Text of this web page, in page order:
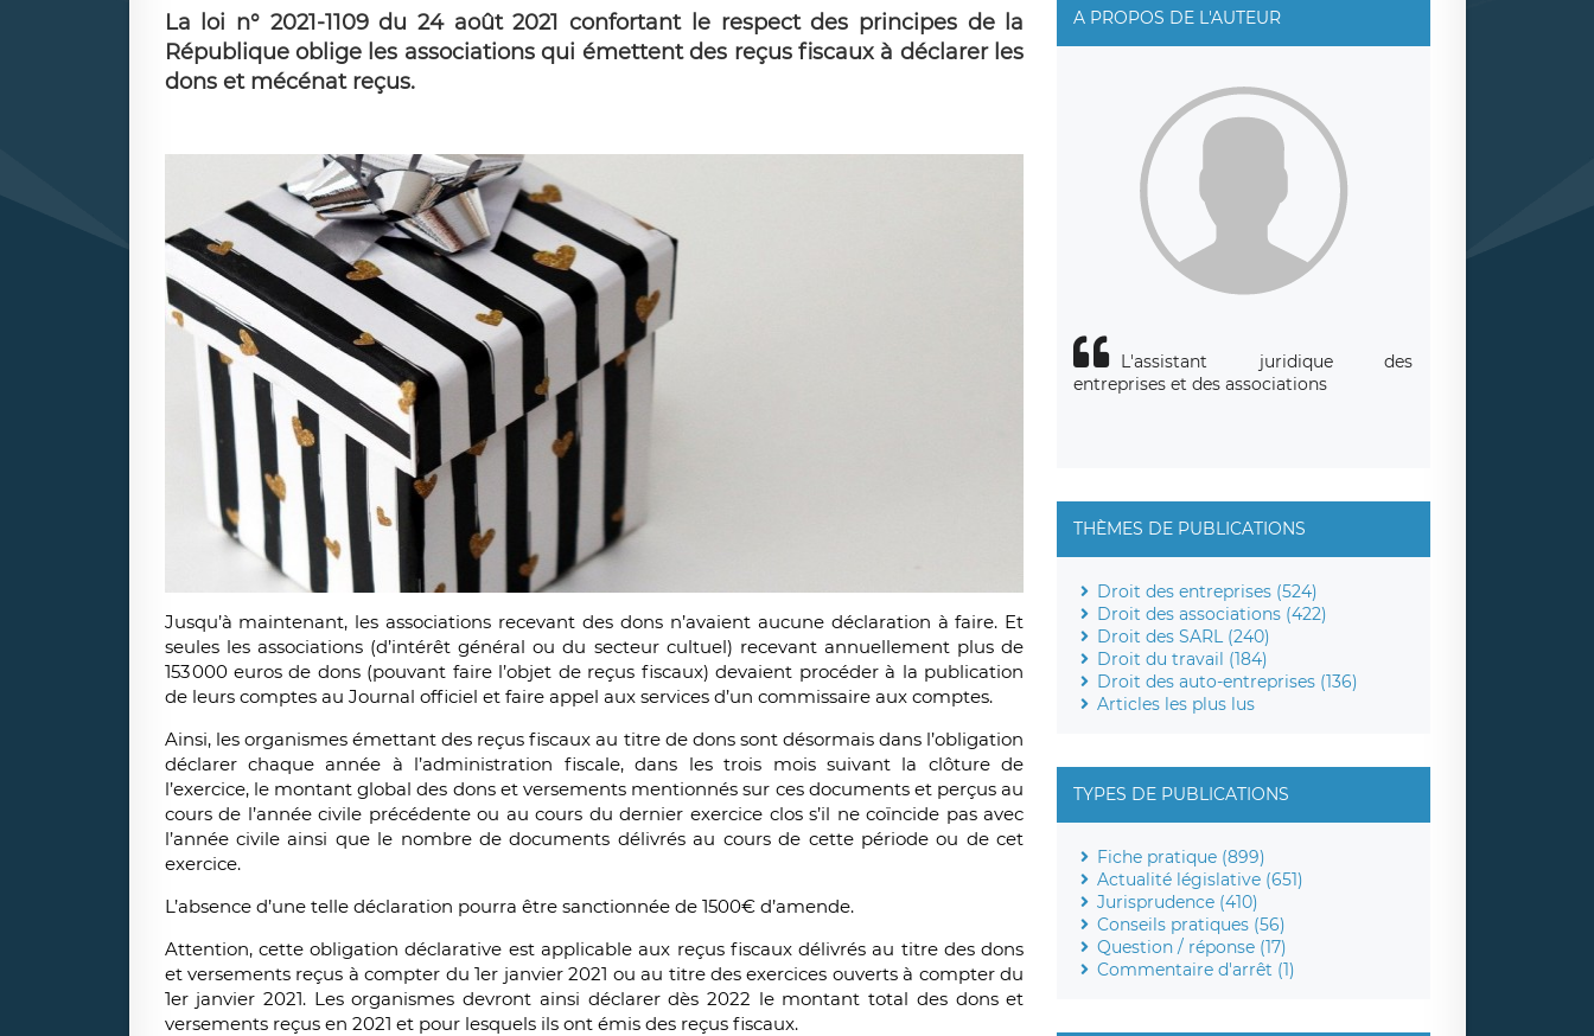
La loi n° 2021-1109 du 24 août 2021 confortant le respect des principes de la
République oblige les associations qui émettent des reçus fiscaux à déclarer les
dons et mécénat reçus.
Jusqu’à maintenant, les associations recevant des dons n’avaient aucune déclaration à faire. Et
seules les associations (d’intérêt général ou du secteur cultuel) recevant annuellement plus de
153 000 euros de dons (pouvant faire l’objet de reçus fiscaux) devaient procéder à la publication
de leurs comptes au Journal officiel et faire appel aux services d’un commissaire aux comptes.
Ainsi, les organismes émettant des reçus fiscaux au titre de dons sont désormais dans l’obligation
déclarer chaque année à l’administration fiscale, dans les trois mois suivant la clôture de
l’exercice, le montant global des dons et versements mentionnés sur ces documents et perçus au
cours de l’année civile précédente ou au cours du dernier exercice clos s’il ne coïncide pas avec
l’année civile ainsi que le nombre de documents délivrés au cours de cette période ou de cet
exercice.
L’absence d’une telle déclaration pourra être sanctionnée de 1500€ d’amende.
Attention, cette obligation déclarative est applicable aux reçus fiscaux délivrés au titre des dons
et versements reçus à compter du 1er janvier 2021 ou au titre des exercices ouverts à compter du
1er janvier 2021. Les organismes devront ainsi déclarer dès 2022 le montant total des dons et
versements reçus en 2021 et pour lesquels ils ont émis des reçus fiscaux.
A PROPOS DE L'AUTEUR
L'assistant juridique des
entreprises et des associations
THÈMES DE PUBLICATIONS
Droit des entreprises (524)
Droit des associations (422)
Droit des SARL (240)
Droit du travail (184)
Droit des auto-entreprises (136)
Articles les plus lus
TYPES DE PUBLICATIONS
Fiche pratique (899)
Actualité législative (651)
Jurisprudence (410)
Conseils pratiques (56)
Question / réponse (17)
Commentaire d'arrêt (1)